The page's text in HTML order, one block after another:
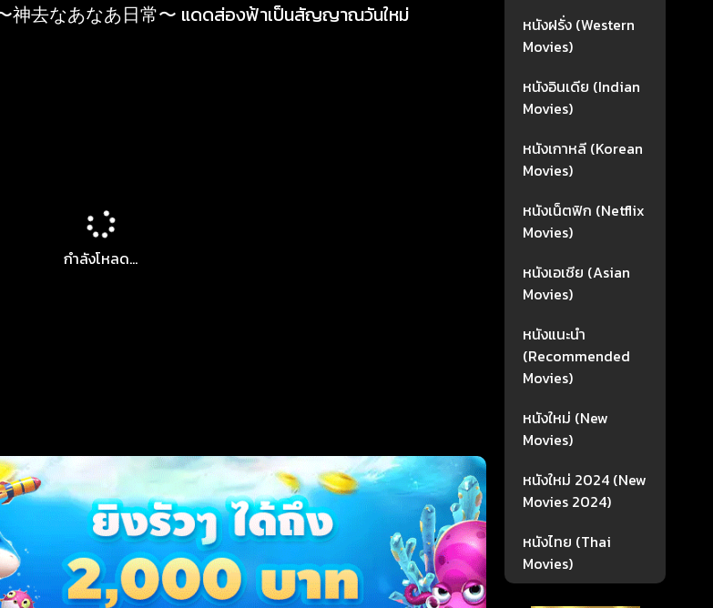
神去なあなあ日常〜 แดดส่องฟ้าเป็นสัญญาณวันใหม่
กำลังโหลด...
หนังฝรั่ง (Western
Movies)
หนังอินเดีย (Indian
Movies)
หนังเกาหลี (Korean
Movies)
หนังเน็ตฟิก (Netflix
Movies)
หนังเอเชีย (Asian
Movies)
หนังแนะนำ
(Recommended
Movies)
หนังใหม่ (New
Movies)
หนังใหม่ 2024 (New
Movies 2024)
หนังไทย (Thai
Movies)